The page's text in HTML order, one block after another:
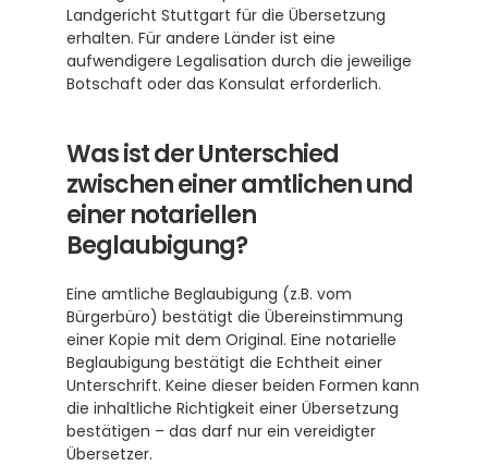
Landgericht Stuttgart für die Übersetzung
erhalten. Für andere Länder ist eine
aufwendigere Legalisation durch die jeweilige
Botschaft oder das Konsulat erforderlich.
Was ist der Unterschied
zwischen einer amtlichen und
einer notariellen
Beglaubigung?
Eine amtliche Beglaubigung (z.B. vom
Bürgerbüro) bestätigt die Übereinstimmung
einer Kopie mit dem Original. Eine notarielle
Beglaubigung bestätigt die Echtheit einer
Unterschrift. Keine dieser beiden Formen kann
die inhaltliche Richtigkeit einer Übersetzung
bestätigen – das darf nur ein vereidigter
Übersetzer.